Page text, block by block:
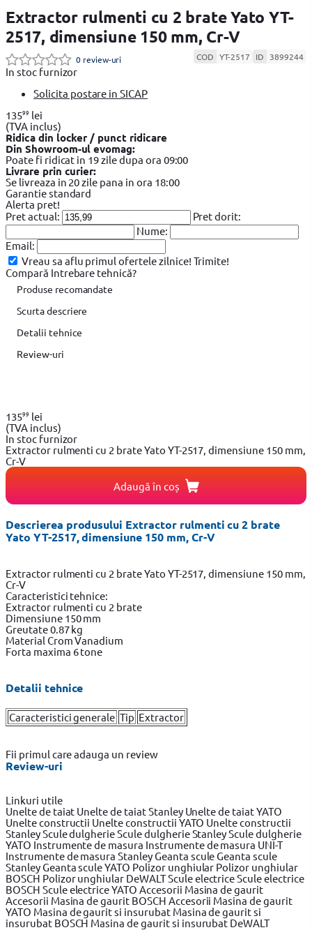
Extractor rulmenti cu 2 brate Yato YT-
2517, dimensiune 150 mm, Cr-V
0 review-uri COD YT-2517 ID 3899244
In stoc furnizor
Solicita postare in SICAP
13599 lei
(TVA inclus)
Ridica din locker / punct ridicare
Din Showroom-ul evomag:
Poate fi ridicat in 19 zile dupa ora 09:00
Livrare prin curier:
Se livreaza in 20 zile pana in ora 18:00
Garantie standard
Alerta pret!
Pret actual:
Pret dorit:
Nume:
Email:
Vreau sa aflu primul ofertele zilnice! Trimite!
Compară Intrebare tehnică?
Produse recomandate
Scurta descriere
Detalii tehnice
Review-uri
13599 lei
(TVA inclus)
In stoc furnizor
Extractor rulmenti cu 2 brate Yato YT-2517, dimensiune 150 mm,
Cr-V
Adaugă în coș
Descrierea produsului Extractor rulmenti cu 2 brate
Yato YT-2517, dimensiune 150 mm, Cr-V
Extractor rulmenti cu 2 brate Yato YT-2517, dimensiune 150 mm,
Cr-V
Caracteristici tehnice:
Extractor rulmenti cu 2 brate
Dimensiune 150 mm
Greutate 0.87 kg
Material Crom Vanadium
Forta maxima 6 tone
Detalii tehnice
Caracteristici generale Tip Extractor
Fii primul care adauga un review
Review-uri
Linkuri utile
Unelte de taiat Unelte de taiat Stanley Unelte de taiat YATO
Unelte constructii Unelte constructii YATO Unelte constructii
StanleyScule dulgherieScule dulgherie StanleyScule dulgherie
YATO Instrumente de masura Instrumente de masura UNI-T
Instrumente de masura StanleyGeanta sculeGeanta scule
StanleyGeanta scule YATO Polizor unghiular Polizor unghiular
BOSCH Polizor unghiular DeWALTScule electriceScule electrice
BOSCH Scule electrice YATO Accesorii Masina de gaurit
Accesorii Masina de gaurit BOSCH Accesorii Masina de gaurit
YATO Masina de gaurit si insurubat Masina de gaurit si
insurubat BOSCH Masina de gaurit si insurubat DeWALT